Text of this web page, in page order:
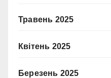
Травень 2025
Квітень 2025
Березень 2025